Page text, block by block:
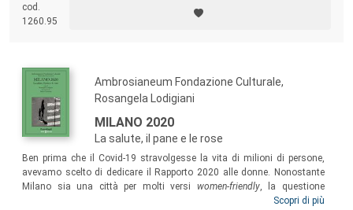
il complesso mosaico dello sviluppo sostenibile, quanto mai
fondamentale per progettare il futuro della Terra.
cod.
1260.95
Ambrosianeum Fondazione Culturale,
Rosangela Lodigiani
MILANO 2020
La salute, il pane e le rose
Ben prima che il Covid-19 stravolgesse la vita di milioni di persone,
avevamo scelto di dedicare il Rapporto 2020 alle donne. Nonostante
Milano sia una città per molti versi women-friendly, la questione
femminile resta centrale. L’emergenza sanitaria ha fatto irruzione nella
Scopri di più